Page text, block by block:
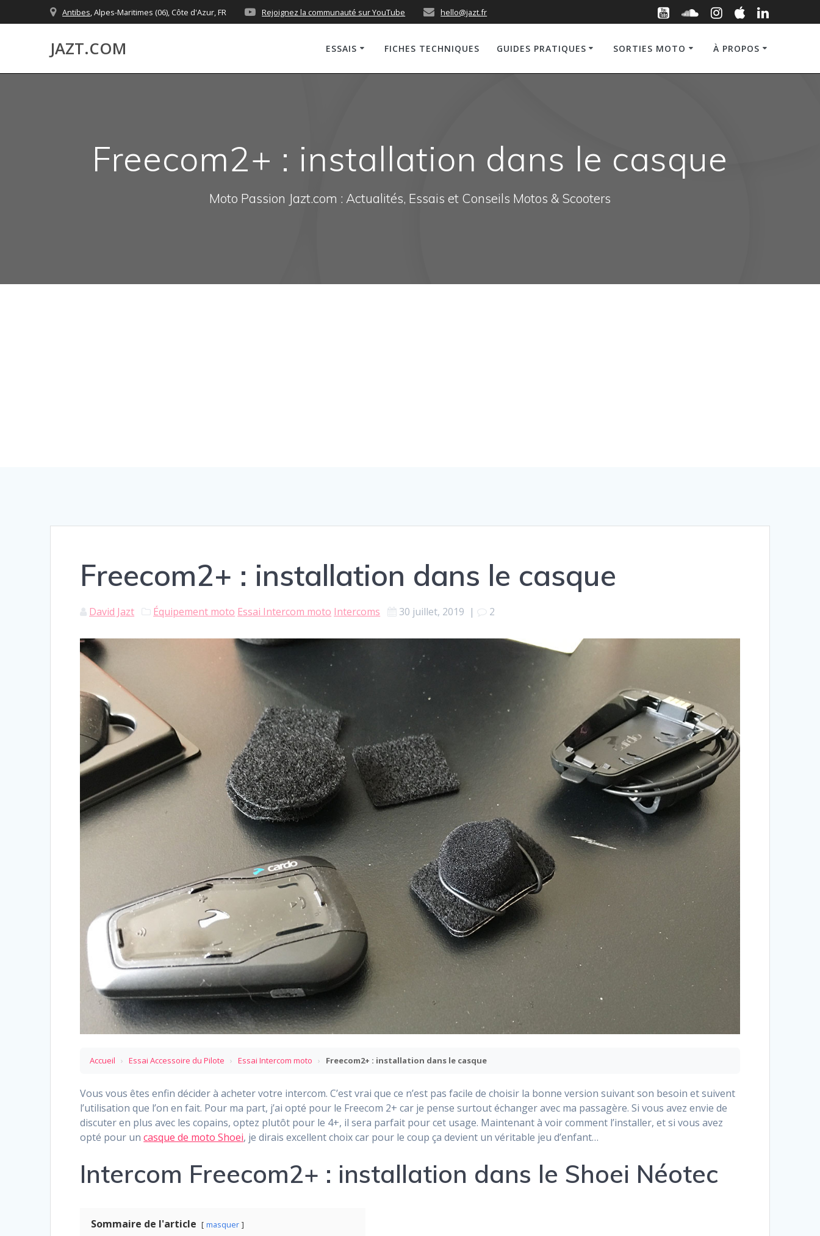
to
Antibes, Alpes-Maritimes (06), Côte d'Azur, FR Rejoignez la communauté sur YouTube hello@jazt.fr
JAZT.COM ESSAIS FICHES TECHNIQUES GUIDES PRATIQUES SORTIES MOTO À PROPOS
Freecom2+ : installation dans le casque
Moto Passion Jazt.com : Actualités, Essais et Conseils Motos & Scooters
Freecom2+ : installation dans le casque
David Jazt Équipement moto Essai Intercom moto Intercoms 30 juillet, 2019 | 2
Accueil › Essai Accessoire du Pilote › Essai Intercom moto › Freecom2+ : installation dans le casque
Vous vous êtes enfin décider à acheter votre intercom. C’est vrai que ce n’est pas facile de choisir la bonne version suivant son besoin et suivent
l’utilisation que l’on en fait. Pour ma part, j’ai opté pour le Freecom 2+ car je pense surtout échanger avec ma passagère. Si vous avez envie de
discuter en plus avec les copains, optez plutôt pour le 4+, il sera parfait pour cet usage. Maintenant à voir comment l’installer, et si vous avez
opté pour uncasque de moto Shoei, je dirais excellent choix car pour le coup ça devient un véritable jeu d’enfant…
Intercom Freecom2+ : installation dans le Shoei Néotec
Sommaire de l'article masquer